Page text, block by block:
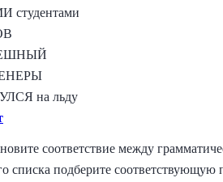
на льду
соответствие между
списка подберите соответствующую